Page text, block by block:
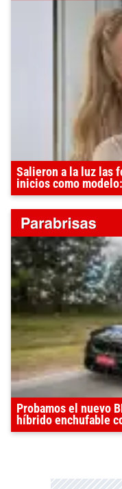
Salieron a la luz las
inicios como
Probamos el nuevo
híbrido enchufable